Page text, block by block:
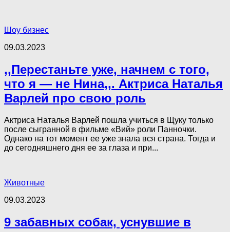
Шоу бизнес
09.03.2023
,,Перестаньте уже, начнем с того,
что я — не Нина,,. Актриса Наталья
Варлей про свою роль
Актриса Наталья Варлей пошла учиться в Щуку только
после сыгранной в фильме «Вий» роли Панночки.
Однако на тот момент ее уже знала вся страна. Тогда и
до сегодняшнего дня ее за глаза и при...
Животные
09.03.2023
9 забавных собак, уснувшие в